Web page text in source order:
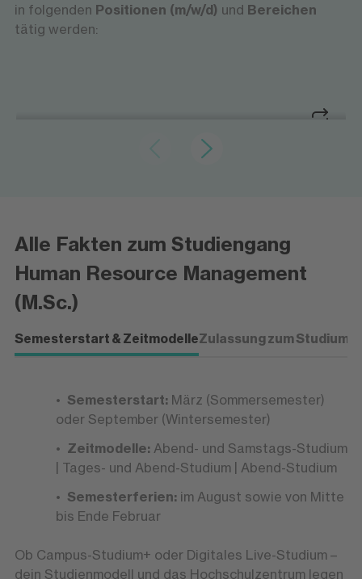
in folgenden Positionen (m/w/d) und Bereichen
tätig werden:
‍HR Business Partner/in
Strategie und Struktur gestalten
Personalfragen, unterstützt den Wandel von
Organisationen und sorgst dafür, dass HR-
Maßnahmen auf die Unternehmensziele
Alle Fakten zum Studiengang
Human Resource Management
(M.Sc.)
Semesterstart & ZeitmodelleZulassung zum Studium
Semesterstart:März (Sommersemester)
oder September (Wintersemester)
Zeitmodelle: Abend- und Samstags-Studium
| Tages- und Abend-Studium | Abend-Studium
Semesterferien:im August sowie von Mitte
bis Ende Februar
Ob Campus-Studium+ oder Digitales Live-Studium –
dein Studienmodell und das Hochschulzentrum legen